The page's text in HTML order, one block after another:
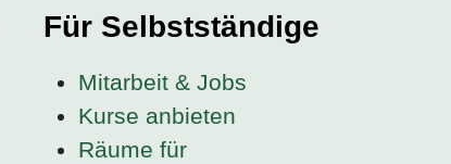
Für Selbstständige
Mitarbeit & Jobs
Kurse anbieten
Räume für